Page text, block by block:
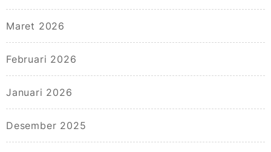
Maret 2026
Februari 2026
Januari 2026
Desember 2025